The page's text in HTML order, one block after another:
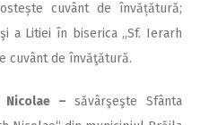
cuvânt de învățătură;
a Litiei în biserica „Sf. Ierarh
cuvânt de învăţătură.
Nicolae – săvârşeşte Sfânta